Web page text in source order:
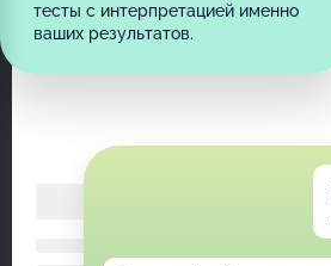
тесты с интерпретацией именно
ваших результатов.